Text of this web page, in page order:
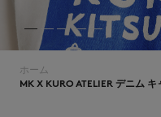
ホーム
MK X KURO ATELIER デニム キ